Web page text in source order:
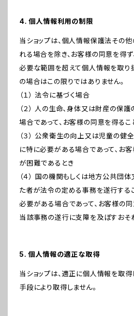
4. 個人情報利用の制限
当ショップは、個人情報保護法その
れる場合を除き、お客様の同意を得
必要な範囲を超えて個人情報を取り
の場合はこの限りではありません。
（１） 法令に基づく場合
（２） 人の生命、身体又は財産の保
場合であって、お客様の同意を得る
（３） 公衆衛生の向上又は児童の健
に特に必要がある場合であって、お
が困難であるとき
（４） 国の機関もしくは地方公共団
た者が法令の定める事務を遂行する
必要がある場合であって、お客様の同
当該事務の遂行に支障を及ぼすおそ
5. 個人情報の適正な取得
当ショップは、適正に個人情報を取
手段により取得しません。